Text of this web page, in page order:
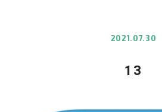
0120-891-224
2021.07.30
13